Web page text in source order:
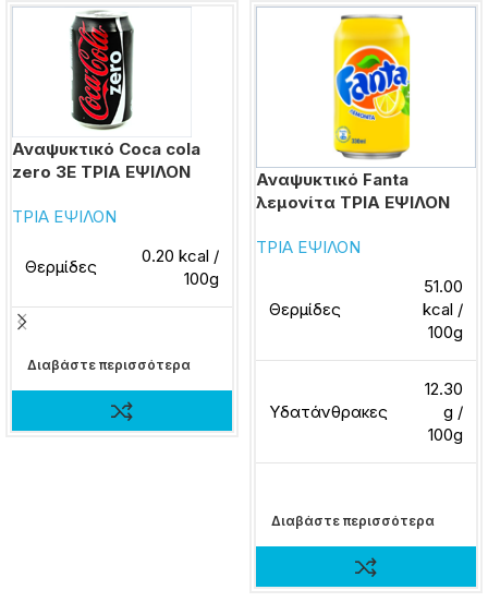
Αναψυκτικό Coca cola
zero 3E ΤΡΙΑ ΕΨΙΛΟΝ
ΤΡΙΑ ΕΨΙΛΟΝ
Θερμίδες
0.20 kcal /
100g
Διαβάστε περισσότερα
Αναψυκτικό Fanta
λεμονίτα ΤΡΙΑ ΕΨΙΛΟΝ
ΤΡΙΑ ΕΨΙΛΟΝ
Θερμίδες
51.00
kcal /
100g
Υδατάνθρακες
12.30
g /
100g
Διαβάστε περισσότερα